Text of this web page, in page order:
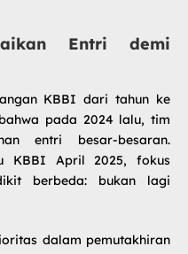
Entri demi
KBBI dari tahun ke
pada 2024 lalu, tim
entri besar-besaran.
KBBI April 2025, fokus
berbeda: bukan lagi
dalam pemutakhiran